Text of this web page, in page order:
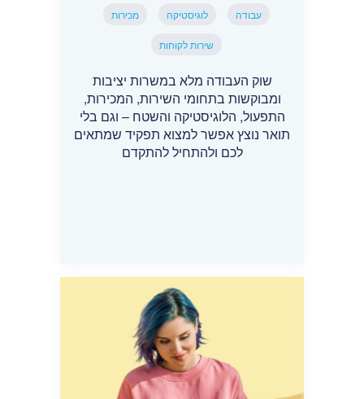
עבודה לוגיסטיקה מכירות
שירות לקוחות
שוק העבודה מלא במשרות יציבות
ומבוקשות בתחומי השירות, המכירות,
התפעול, הלוגיסטיקה והשטח – וגם בלי
תואר נוצץ אפשר למצוא תפקיד שמתאים
לכם ולהתחיל להתקדם